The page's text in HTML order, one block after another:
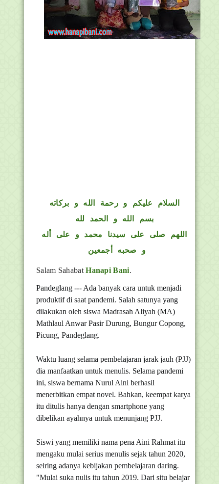
السلام عليكم و رحمة الله و بركاته
بسم الله و الحمد لله
اللهم صلى على سيدنا محمد و على أله
و صحبه أجمعين
Salam SahabatHanapi Bani.
Pandeglang --- Ada banyak cara untuk menjadi
produktif di saat pandemi. Salah satunya yang
dilakukan oleh siswa Madrasah Aliyah (MA)
Mathlaul Anwar Pasir Durung, Bungur Copong,
Picung, Pandeglang.
Waktu luang selama pembelajaran jarak jauh (PJJ)
dia manfaatkan untuk menulis. Selama pandemi
ini, siswa bernama Nurul Aini berhasil
menerbitkan empat novel. Bahkan, keempat karya
itu ditulis hanya dengan smartphone yang
dibelikan ayahnya untuk menunjang PJJ.
Siswi yang memiliki nama pena Aini Rahmat itu
mengaku mulai serius menulis sejak tahun 2020,
seiring adanya kebijakan pembelajaran daring.
"Mulai suka nulis itu tahun 2019. Dari situ belajar